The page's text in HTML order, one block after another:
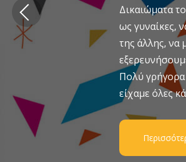
Δικαιώματα
ως γυναίκες,
της άλλης, να
Πολύ γρήγορα
είχαμε όλες